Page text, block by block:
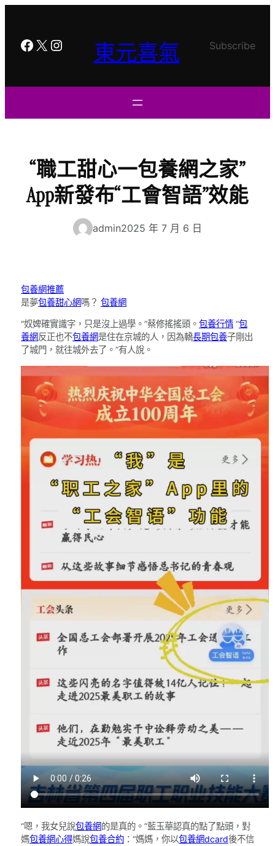
容
Facebook
X Instagram東元喜氣 Subscribe
“職工甜心一包養網之家”
App新發布“工會智語”效能
admin2025 年 7 月 6 日
包養網推薦
是夢包養甜心網嗎？ 包養網
“奴婢確實識字，只是沒上過學。”蔡修搖搖頭。 包養行情 “包
養網反正也不包養網是住在京城的人，因為轎長期包養子剛出
了城門，就往城外去了。”有人說。
“嗯，我女兒說包養網的是真的。”藍玉華認真的點了點頭，對
媽包養網心得媽說包養合約 ：“媽媽，你以包養網dcard後不信